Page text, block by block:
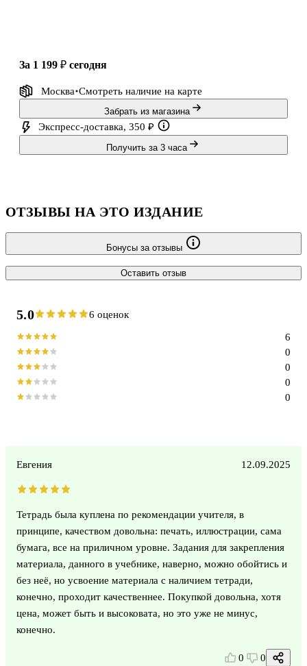
за 1 199 ₽ сегодня
Москва Смотреть наличие на карте
Забрать из магазина
Экспресс-доставка, 350 ₽
Получить за 3 часа
ОТЗЫВЫ НА ЭТО ИЗДАНИЕ
Бонусы за отзывы
Оставить отзыв
5.0 6 оценок
0
0
0
0
6
Евгения 12.09.2025
Тетрадь была куплена по рекомендации учителя, в
принципе, качеством довольна: печать, иллюстрации, сама
бумага, все на приличном уровне. Задания для закрепления
материала, данного в учебнике, наверно, можно обойтись и
без неё, но усвоение материала с наличием тетради,
конечно, проходит качественнее. Покупкой довольна, хотя
цена, может быть и высоковата, но это уже не минус,
конечно.
0 0